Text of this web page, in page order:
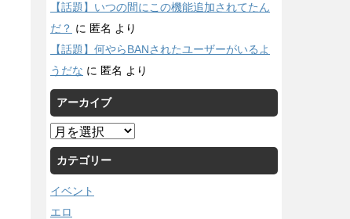
【話題】いつの間にこの機能追加されてたん
だ？ に 匿名 より
【話題】何やらBANされたユーザーがいるよ
うだな に 匿名 より
アーカイブ
ア
ー
カ
イ
ブ
カテゴリー
イベント
エロ